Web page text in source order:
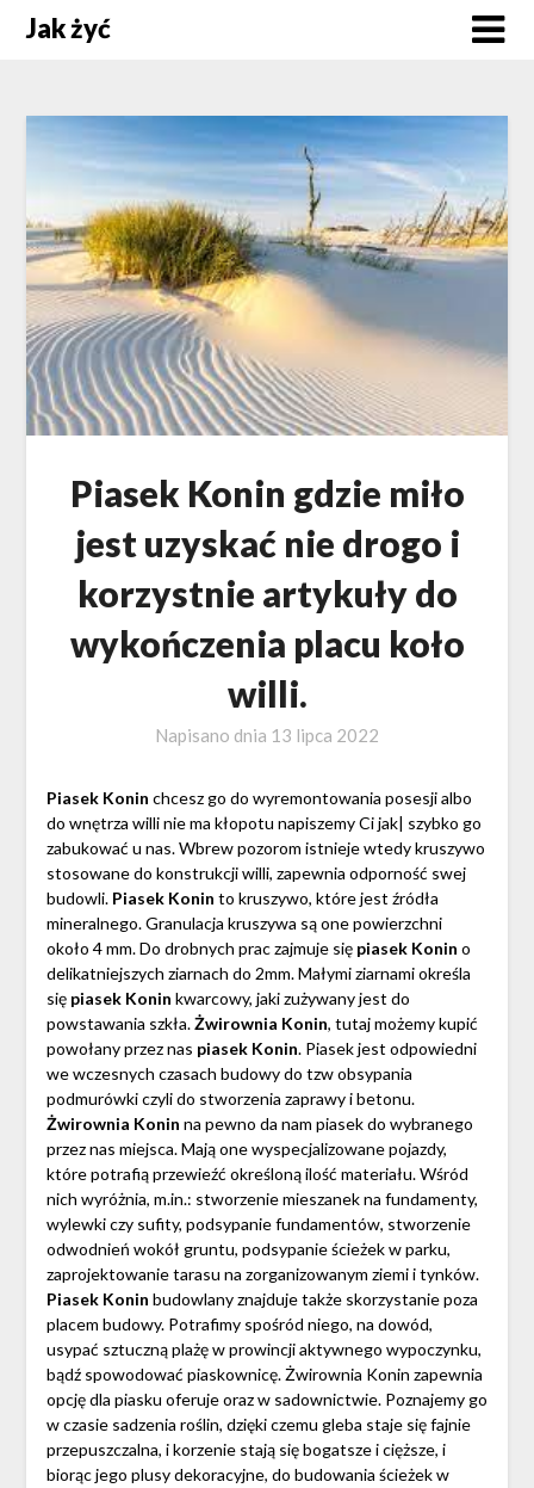
SkipJak żyć
Piasek Konin gdzie miło
jest uzyskać nie drogo i
korzystnie artykuły do
wykończenia placu koło
willi.
Napisano dnia 13 lipca 2022
Piasek Konin chcesz go do wyremontowania posesji albo
do wnętrza willi nie ma kłopotu napiszemy Ci jak| szybko go
zabukować u nas. Wbrew pozorom istnieje wtedy kruszywo
stosowane do konstrukcji willi, zapewnia odporność swej
budowli. Piasek Konin to kruszywo, które jest źródła
mineralnego. Granulacja kruszywa są one powierzchni
około 4 mm. Do drobnych prac zajmuje się piasek Konin o
delikatniejszych ziarnach do 2mm. Małymi ziarnami określa
się piasek Konin kwarcowy, jaki zużywany jest do
powstawania szkła.Żwirownia Konin, tutaj możemy kupić
powołany przez nas piasek Konin. Piasek jest odpowiedni
we wczesnych czasach budowy do tzw obsypania
podmurówki czyli do stworzenia zaprawy i betonu.
Żwirownia Konin na pewno da nam piasek do wybranego
przez nas miejsca. Mają one wyspecjalizowane pojazdy,
które potrafią przewieźć określoną ilość materiału. Wśród
nich wyróżnia, m.in.: stworzenie mieszanek na fundamenty,
wylewki czy sufity, podsypanie fundamentów, stworzenie
odwodnień wokół gruntu, podsypanie ścieżek w parku,
zaprojektowanie tarasu na zorganizowanym ziemi i tynków.
Piasek Konin budowlany znajduje także skorzystanie poza
placem budowy. Potrafimy spośród niego, na dowód,
usypać sztuczną plażę w prowincji aktywnego wypoczynku,
bądź spowodować piaskownicę. Żwirownia Konin zapewnia
opcję dla piasku oferuje oraz w sadownictwie. Poznajemy go
w czasie sadzenia roślin, dzięki czemu gleba staje się fajnie
przepuszczalna, i korzenie stają się bogatsze i cięższe, i
biorąc jego plusy dekoracyjne, do budowania ścieżek w